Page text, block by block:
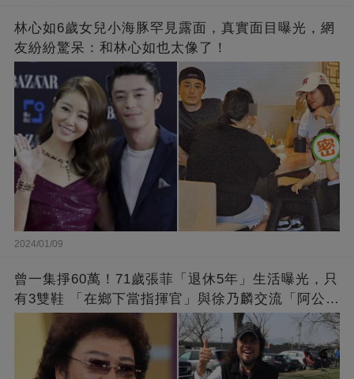
林心如6歲女兒小海豚罕見露面，真實面目曝光，網
友紛紛驚呆：和林心如也太像了！
2024/01/09
曾一集掙60萬！71歲張菲「退休5年」生活曝光，只
有3雙鞋 「在鄉下當指揮官」與徐乃麟交流「阿公